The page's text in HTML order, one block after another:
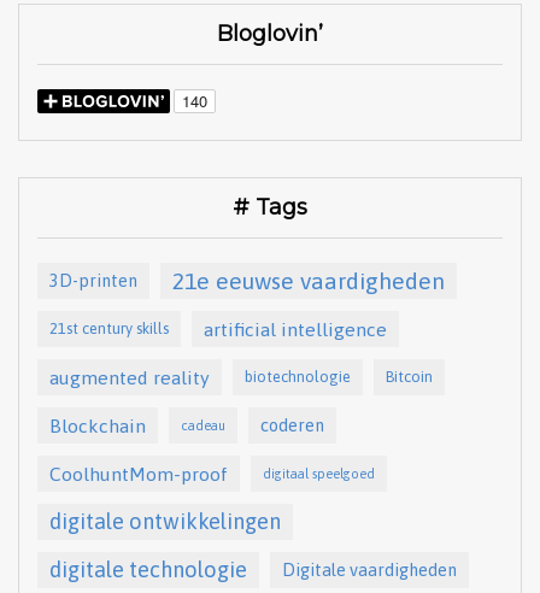
Bloglovin’
# Tags
3D-printen 21e eeuwse vaardigheden
21st century skills artificial intelligence
augmented reality biotechnologie Bitcoin
Blockchain cadeau coderen
CoolhuntMom-proof digitaal speelgoed
digitale ontwikkelingen
digitale technologie
Digitale vaardigheden